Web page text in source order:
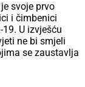
svoje prvo
i čimbenici
U izvješću
ne bi smjeli
se zaustavlja